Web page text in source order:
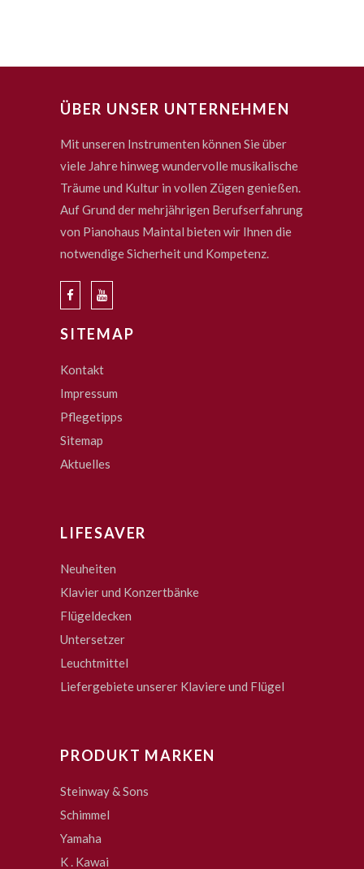
ÜBER UNSER UNTERNEHMEN
Mit unseren Instrumenten können Sie über
viele Jahre hinweg wundervolle musikalische
Träume und Kultur in vollen Zügen genießen.
Auf Grund der mehrjährigen Berufserfahrung
von Pianohaus Maintal bieten wir Ihnen die
notwendige Sicherheit und Kompetenz.
SITEMAP
Kontakt
Impressum
Pflegetipps
Sitemap
Aktuelles
LIFESAVER
Neuheiten
Klavier und Konzertbänke
Flügeldecken
Untersetzer
Leuchtmittel
Liefergebiete unserer Klaviere und Flügel
PRODUKT MARKEN
Steinway & Sons
Schimmel
Yamaha
K . Kawai